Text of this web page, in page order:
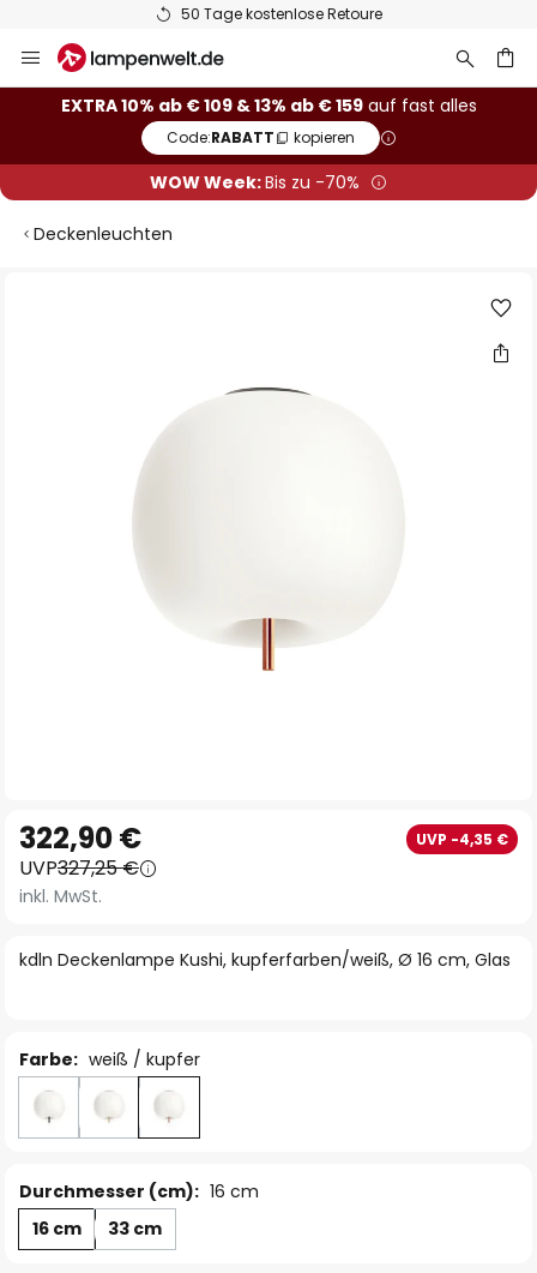
50 Tage kostenlose Retoure
Inhalt
springen
EXTRA 10% ab € 109 & 13% ab € 159auf fast alles
Code:RABATT kopieren
WOW Week:Bis zu -70%
Deckenleuchten
Anfang
der
Bildgalerie
kdln Deckenlampe Kushi, kupferfarben/weiß, Ø 16 cm, Glas
322,90 € UVP -4,35 €
UVP327,25 €
inkl. MwSt.
Farbe: weiß / kupfer
Durchmesser (cm): 16 cm
16 cm
33 cm